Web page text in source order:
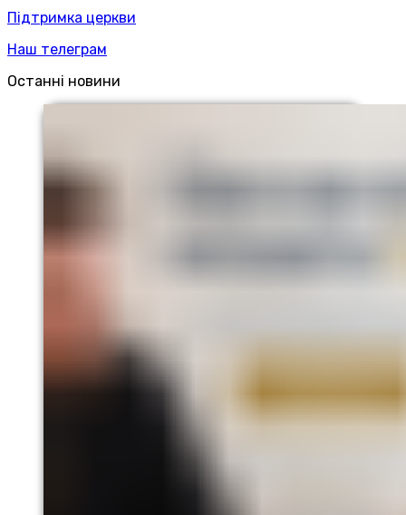
Підтримка церкви
Наш телеграм
Останні новини